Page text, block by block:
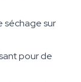
séchage sur
pour de